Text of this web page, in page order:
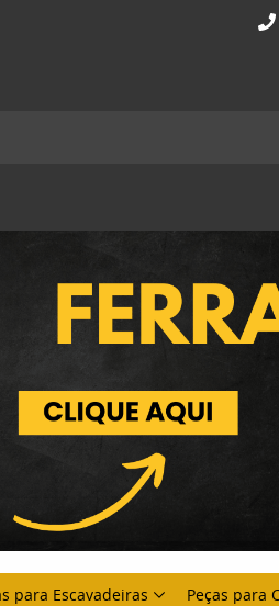
para Escavadeiras Peças para